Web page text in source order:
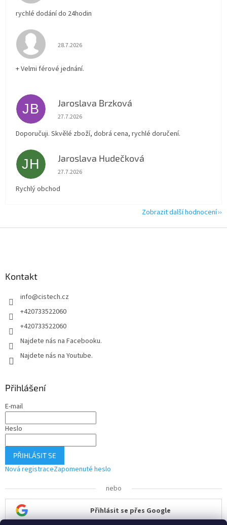
rychlé dodání do 24hodin
Hodnocení obchodu je 5 z 5 hvězdiček.
28.7.2026
+ Velmi férové jednání.
JB Jaroslava Brzková
Hodnocení obchodu je 5 z 5 hvězdiček.
27.7.2026
Doporučuji. Skvělé zboží, dobrá cena, rychlé doručení.
JH Jaroslava Hudečková
Hodnocení obchodu je 5 z 5 hvězdiček.
27.7.2026
Rychlý obchod
Zobrazit další hodnocení
Kontakt
info@cistech.cz
+420733522060
+420733522060
Najdete nás na Facebooku.
Najdete nás na Youtube.
Přihlášení
E-mail
Heslo
PŘIHLÁSIT SE
Nová registraceZapomenuté heslo
nebo
Přihlásit se přes Google